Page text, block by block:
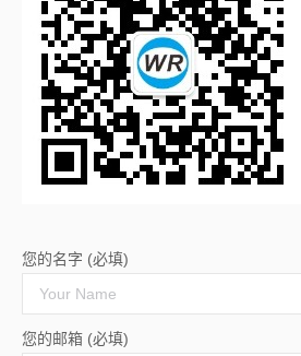
您的名字 (必填)
您的邮箱 (必填)